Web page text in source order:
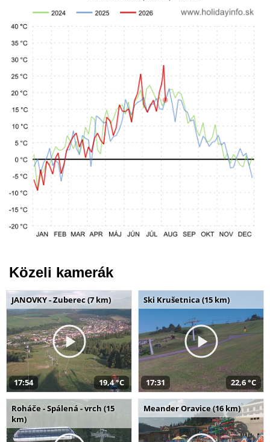
Közeli kamerák
JANOVKY - Zuberec (7 km)
17:54 19,4 °C
Ski Krušetnica (15 km)
17:31 22,6 °C
Roháče - Spálená - vrch (15
km)
Meander Oravice (16 km)